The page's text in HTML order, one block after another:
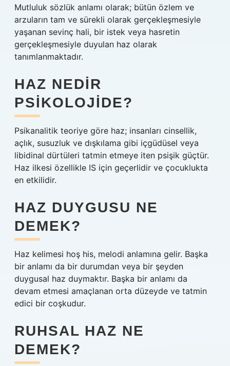
Mutluluk sözlük anlamı olarak; bütün özlem ve
arzuların tam ve sürekli olarak gerçekleşmesiyle
yaşanan sevinç hali, bir istek veya hasretin
gerçekleşmesiyle duyulan haz olarak
tanımlanmaktadır.
HAZ NEDIR
PSIKOLOJIDE?
Psikanalitik teoriye göre haz; insanları cinsellik,
açlık, susuzluk ve dışkılama gibi içgüdüsel veya
libidinal dürtüleri tatmin etmeye iten psişik güçtür.
Haz ilkesi özellikle IS için geçerlidir ve çocuklukta
en etkilidir.
HAZ DUYGUSU NE
DEMEK?
Haz kelimesi hoş his, melodi anlamına gelir. Başka
bir anlamı da bir durumdan veya bir şeyden
duygusal haz duymaktır. Başka bir anlamı da
devam etmesi amaçlanan orta düzeyde ve tatmin
edici bir coşkudur.
RUHSAL HAZ NE
DEMEK?